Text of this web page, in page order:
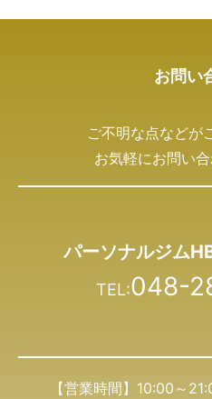
お問い
ご不明な点などが
お気軽にお問い合
パーソナルジム
TEL:048-
【営業時間】10:00～